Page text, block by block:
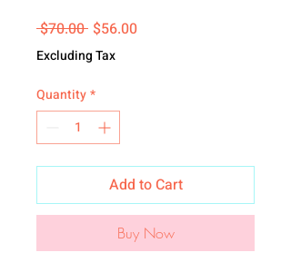
$70.00 Regular Price
$56.00Sale Price
Excluding Tax
Quantity*
Add to Cart
Buy Now